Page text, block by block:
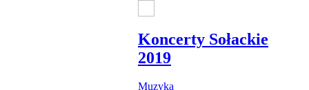
Koncerty Sołackie
2019
Muzyka